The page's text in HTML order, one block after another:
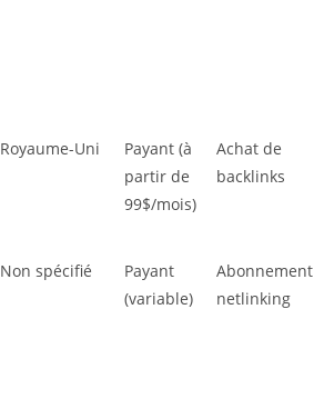
Royaume-Uni
Payant (à
partir de
99$/mois)
Achat de
backlinks
Non spécifié
Payant
(variable)
Abonnement
netlinking